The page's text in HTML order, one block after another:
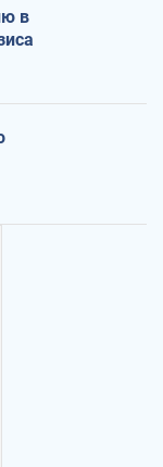
в